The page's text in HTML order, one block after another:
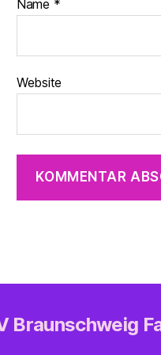
Name *
Website
Braunschweig